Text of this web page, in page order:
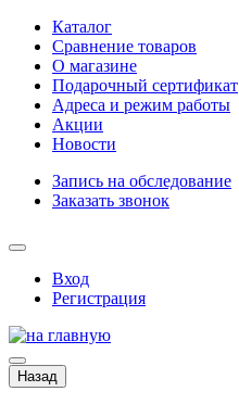
Каталог
Сравнение товаров
О магазине
Подарочный сертификат
Адреса и режим работы
Акции
Новости
Запись на обследование
Заказать звонок
Вход
Регистрация
Назад